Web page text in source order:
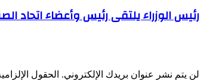
رئيس الوزراء يلتقى رئيس وأعضاء اتحاد
لن يتم نشر عنوان بريدك الإلكتروني. الحقول